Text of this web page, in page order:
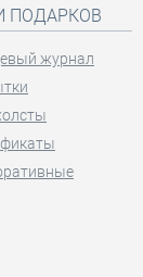
ПОДАРКОВ
журнал